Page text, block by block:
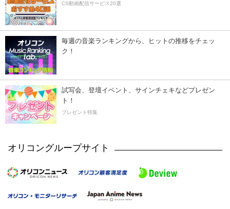
CS動画配信サービス20選
毎週の音楽ランキングから、ヒットの推移をチェッ
ク！
試写会、登壇イベント、サインチェキなどプレゼン
ト！
プレゼント特集
オリコングループサイト